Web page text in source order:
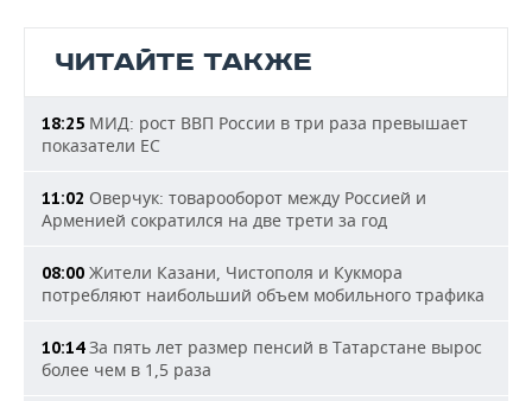
ЧИТАЙТЕ ТАКЖЕ
18:25 МИД: рост ВВП России в три раза превышает
показатели ЕС
11:02 Оверчук: товарооборот между Россией и
Арменией сократился на две трети за год
08:00 Жители Казани, Чистополя и Кукмора
потребляют наибольший объем мобильного трафика
10:14За пять лет размер пенсий в Татарстане вырос
более чем в 1,5 раза